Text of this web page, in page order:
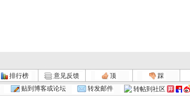
排行榜 意见反馈 顶 踩
贴到博客或论坛 转发邮件 转帖到社区
开心果的绿... 葫芦小金刚... 葫芦小金刚...